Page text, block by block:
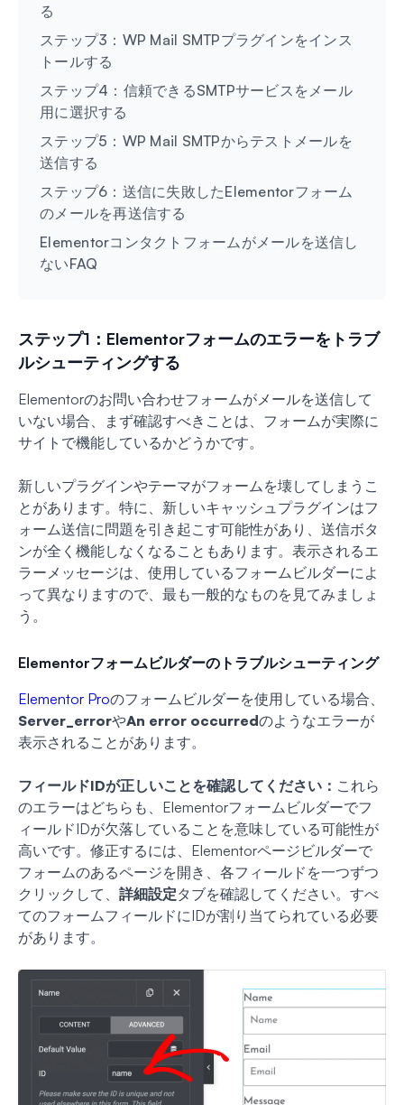
る
ステップ3：WP Mail SMTPプラグインをインス
トールする
ステップ4：信頼できるSMTPサービスをメール
用に選択する
ステップ5：WP Mail SMTPからテストメールを
送信する
ステップ6：送信に失敗したElementorフォーム
のメールを再送信する
Elementorコンタクトフォームがメールを送信し
ないFAQ
ステップ1：Elementorフォームのエラーをトラブ
ルシューティングする
Elementorのお問い合わせフォームがメールを送信して
いない場合、まず確認すべきことは、フォームが実際に
サイトで機能しているかどうかです。
新しいプラグインやテーマがフォームを壊してしまうこ
とがあります。特に、新しいキャッシュプラグインはフ
ォーム送信に問題を引き起こす可能性があり、送信ボタ
ンが全く機能しなくなることもあります。表示されるエ
ラーメッセージは、使用しているフォームビルダーによ
って異なりますので、最も一般的なものを見てみましょ
う。
Elementorフォームビルダーのトラブルシューティング
Elementor Proのフォームビルダーを使用している場合、
Server_errorやAn error occurredのようなエラーが
表示されることがあります。
フィールドIDが正しいことを確認してください： これら
のエラーはどちらも、Elementorフォームビルダーでフ
ィールドIDが欠落していることを意味している可能性が
高いです。修正するには、Elementorページビルダーで
フォームのあるページを開き、各フィールドを一つずつ
クリックして、 詳細設定タブを確認してください。すべ
てのフォームフィールドにIDが割り当てられている必要
があります。